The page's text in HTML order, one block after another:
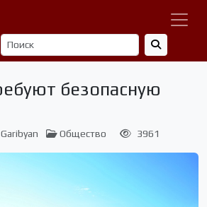
безопасную
Общество 3961